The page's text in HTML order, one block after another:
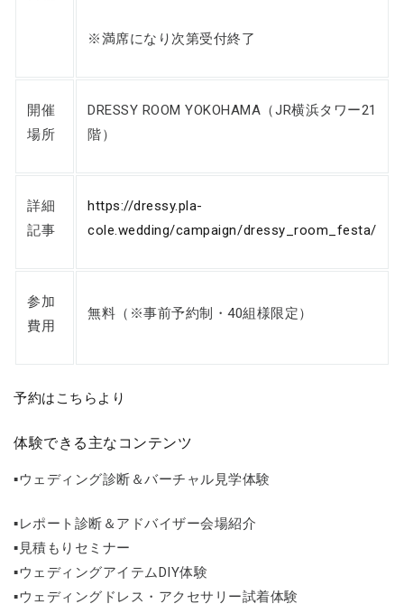
※満席になり次第受付終了
開催
場所
DRESSY ROOM YOKOHAMA（JR横浜タワー21
階）
詳細
記事
https://dressy.pla-
cole.wedding/campaign/dressy_room_festa/
参加
費用
無料（※事前予約制・40組様限定）
予約はこちらより
体験できる主なコンテンツ
▪️ウェディング診断＆バーチャル見学体験
▪️レポート診断＆アドバイザー会場紹介
▪️見積もりセミナー
▪️ウェディングアイテムDIY体験
▪️ウェディングドレス・アクセサリー試着体験